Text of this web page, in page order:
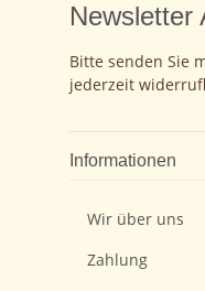
Newsletter
Bitte senden Sie
jederzeit
Informationen
Wir über uns
Zahlung